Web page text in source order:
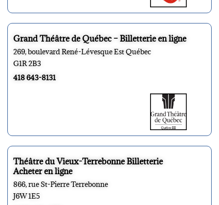
Grand Théâtre de Québec – Billetterie en ligne
269, boulevard René-Lévesque Est Québec
G1R 2B3
418 643-8131
Théâtre du Vieux-Terrebonne Billetterie
Acheter en ligne
866, rue St-Pierre Terrebonne
J6W 1E5